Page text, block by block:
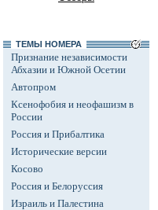
ТЕМЫ НОМЕРА
Признание независимости
Абхазии и Южной Осетии
Автопром
Ксенофобия и неофашизм в
России
Россия и Прибалтика
Исторические версии
Косово
Россия и Белоруссия
Израиль и Палестина